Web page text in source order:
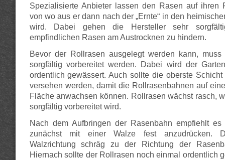
Spezialisierte Anbieter lassen den Rasen auf ihren
von wo aus er dann nach der „Ernte“ in den
wird. Dabei gehen die Hersteller sehr
empfindlichen Rasen am Austrocknen zu hindern.
Bevor der Rollrasen ausgelegt werden kann,
sorgfältig vorbereitet werden. Dabei wird der
ordentlich gewässert. Auch sollte die oberste
versehen werden, damit die Rollrasenbahnen auf
Fläche anwachsen können. Rollrasen wächst rasch,
sorgfältig vorbereitet wird.
Nach dem Aufbringen der Rasenbahn empfiehlt
zunächst mit einer Walze fest anzudrücken.
Walzrichtung schräg zu der Richtung der
Hiernach sollte der Rollrasen noch einmal ordentlich